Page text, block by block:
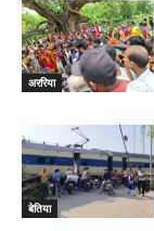
अररिया
बेतिया